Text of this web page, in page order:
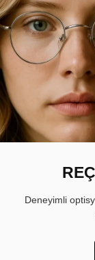
Deneyimli